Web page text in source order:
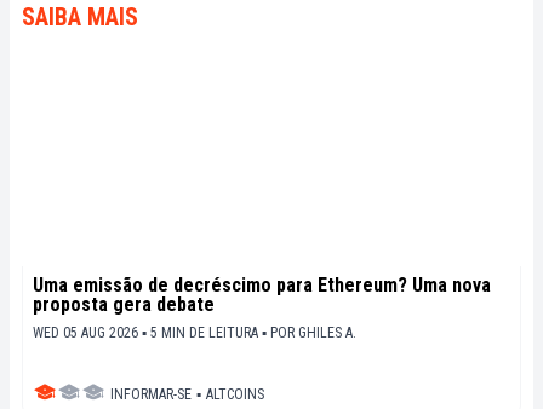
SAIBA MAIS
Uma emissão de decréscimo para Ethereum? Uma nova
proposta gera debate
WED 05 AUG 2026 ▪ 5 MIN DE LEITURA ▪ POR GHILES A.
INFORMAR-SE ▪ ALTCOINS